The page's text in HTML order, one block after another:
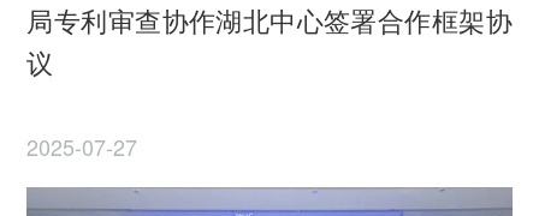
局专利审查协作湖北中心签署合作框架协
议
2025-07-27